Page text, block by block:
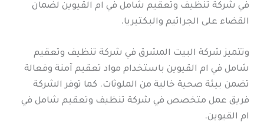
في شركة تنظيف وتعقيم شامل في ام القيوين لضمان
القضاء على الجراثيم والبكتيريا.
وتتميز شركة البيت المشرق في شركة تنظيف وتعقيم
شامل في ام القيوين باستخدام مواد تعقيم آمنة وفعالة
تضمن بيئة صحية خالية من الملوثات. كما توفر الشركة
فريق عمل متخصص في شركة تنظيف وتعقيم شامل في
ام القيوين.